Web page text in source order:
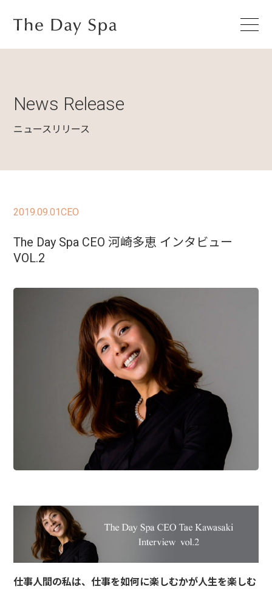
News Release
ニュースリリース
2019.09.01CEO
The Day Spa CEO 河崎多恵 インタビュー
VOL.2
仕事人間の私は、仕事を如何に楽しむかが人生を楽しむ